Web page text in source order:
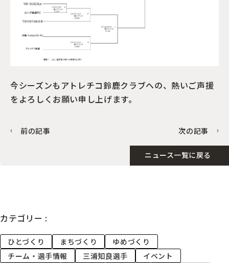
カテゴリー :
ひとづくり まちづくり
ゆめづくり
チーム・選手情報
三浦知良選手
イベント
今シーズンもアトレチコ鈴鹿クラブへの、熱いご声援
をよろしくお願い申し上げます。
前の記事 次の記事
ニュース一覧に戻る